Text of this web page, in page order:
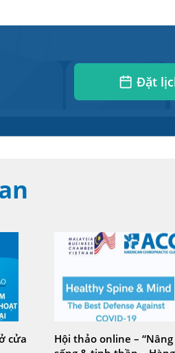
Đặt
cửa
Hội thảo online –